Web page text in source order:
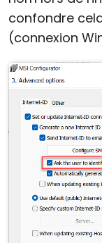
confondre
(connexion